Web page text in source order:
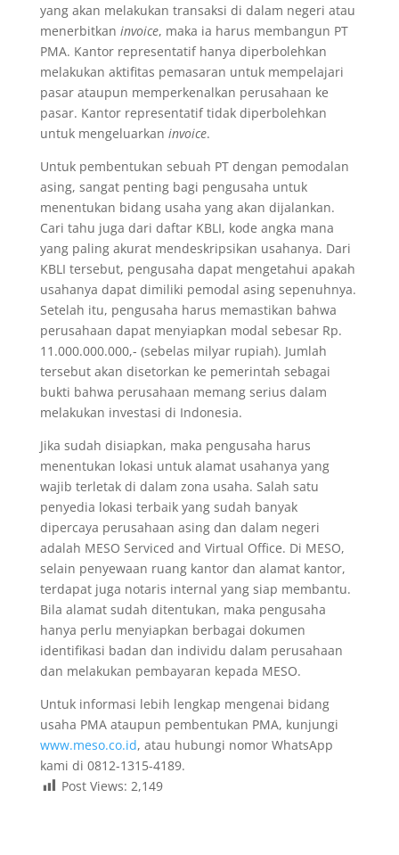
yang akan melakukan transaksi di dalam negeri atau
menerbitkan invoice, maka ia harus membangun PT
PMA. Kantor representatif hanya diperbolehkan
melakukan aktifitas pemasaran untuk mempelajari
pasar ataupun memperkenalkan perusahaan ke
pasar. Kantor representatif tidak diperbolehkan
untuk mengeluarkan invoice.
Untuk pembentukan sebuah PT dengan pemodalan
asing, sangat penting bagi pengusaha untuk
menentukan bidang usaha yang akan dijalankan.
Cari tahu juga dari daftar KBLI, kode angka mana
yang paling akurat mendeskripsikan usahanya. Dari
KBLI tersebut, pengusaha dapat mengetahui apakah
usahanya dapat dimiliki pemodal asing sepenuhnya.
Setelah itu, pengusaha harus memastikan bahwa
perusahaan dapat menyiapkan modal sebesar Rp.
11.000.000.000,- (sebelas milyar rupiah). Jumlah
tersebut akan disetorkan ke pemerintah sebagai
bukti bahwa perusahaan memang serius dalam
melakukan investasi di Indonesia.
Jika sudah disiapkan, maka pengusaha harus
menentukan lokasi untuk alamat usahanya yang
wajib terletak di dalam zona usaha. Salah satu
penyedia lokasi terbaik yang sudah banyak
dipercaya perusahaan asing dan dalam negeri
adalah MESO Serviced and Virtual Office. Di MESO,
selain penyewaan ruang kantor dan alamat kantor,
terdapat juga notaris internal yang siap membantu.
Bila alamat sudah ditentukan, maka pengusaha
hanya perlu menyiapkan berbagai dokumen
identifikasi badan dan individu dalam perusahaan
dan melakukan pembayaran kepada MESO.
Untuk informasi lebih lengkap mengenai bidang
usaha PMA ataupun pembentukan PMA, kunjungi
www.meso.co.id, atau hubungi nomor WhatsApp
kami di 0812-1315-4189.
Post Views: 2,149